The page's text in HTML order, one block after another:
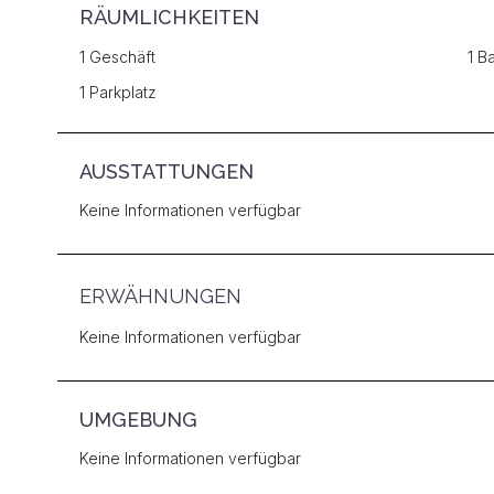
RÄUMLICHKEITEN
1 Geschäft
1
1 Parkplatz
AUSSTATTUNGEN
Keine Informationen verfügbar
ERWÄHNUNGEN
Keine Informationen verfügbar
UMGEBUNG
Keine Informationen verfügbar